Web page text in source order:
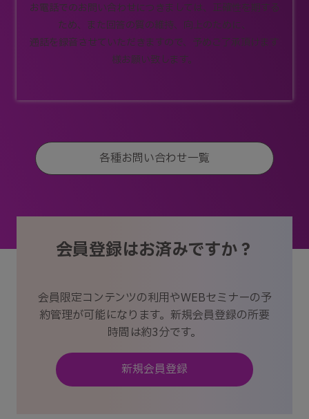
お電話でのお問い合わせにつきましては、正確性を期する
ため、また回答の質の維持、向上のために、
通話を録音させていただきますので、予めご了承頂けます
様お願い致します。
各種お問い合わせ一覧
会員登録はお済みですか？
会員限定コンテンツの利用やWEBセミナーの予
約管理が可能になります。新規会員登録の所要
時間は約3分です。
新規会員登録